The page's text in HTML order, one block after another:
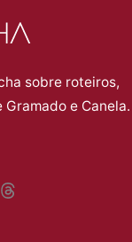
sobre roteiros,
e Canela.
Threads